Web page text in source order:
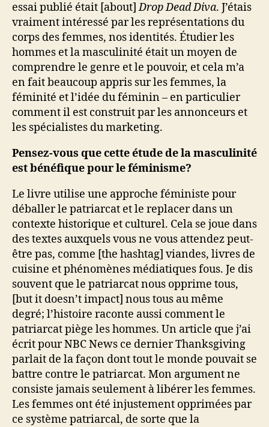
essai publié était [about]Drop Dead Diva. J’étais
vraiment intéressé par les représentations du
corps des femmes, nos identités. Étudier les
hommes et la masculinité était un moyen de
comprendre le genre et le pouvoir, et cela m’a
en fait beaucoup appris sur les femmes, la
féminité et l’idée du féminin – en particulier
comment il est construit par les annonceurs et
les spécialistes du marketing.
Pensez-vous que cette étude de la masculinité
est bénéfique pour le féminisme?
Le livre utilise une approche féministe pour
déballer le patriarcat et le replacer dans un
contexte historique et culturel. Cela se joue dans
des textes auxquels vous ne vous attendez peut-
être pas, comme [the hashtag] viandes, livres de
cuisine et phénomènes médiatiques fous. Je dis
souvent que le patriarcat nous opprime tous,
[but it doesn’t impact] nous tous au même
degré; l’histoire raconte aussi comment le
patriarcat piège les hommes. Un article que j’ai
écrit pour NBC News ce dernier Thanksgiving
parlait de la façon dont tout le monde pouvait se
battre contre le patriarcat. Mon argument ne
consiste jamais seulement à libérer les femmes.
Les femmes ont été injustement opprimées par
ce système patriarcal, de sorte que la